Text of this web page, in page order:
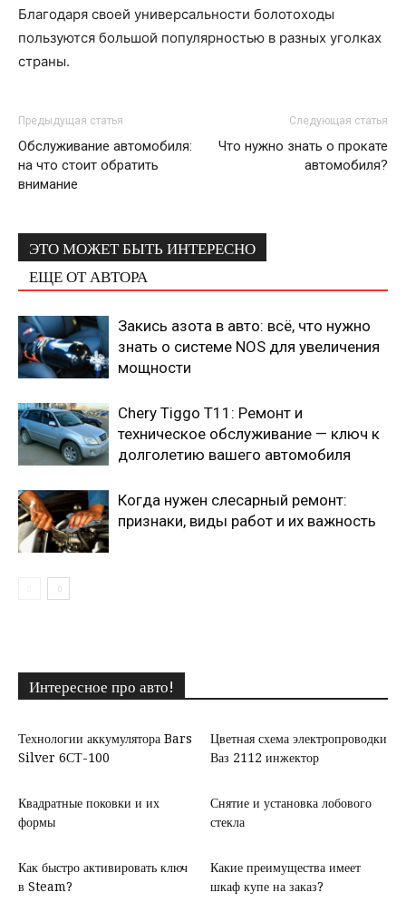
Благодаря своей универсальности болотоходы
пользуются большой популярностью в разных уголках
страны.
Предыдущая статья
Обслуживание автомобиля:
на что стоит обратить
внимание
Следующая статья
Что нужно знать о прокате
автомобиля?
ЭТО МОЖЕТ БЫТЬ ИНТЕРЕСНО
ЕЩЕ ОТ АВТОРА
Закись азота в авто: всё, что нужно
знать о системе NOS для увеличения
мощности
Chery Tiggo T11: Ремонт и
техническое обслуживание — ключ к
долголетию вашего автомобиля
Когда нужен слесарный ремонт:
признаки, виды работ и их важность
Интересное про авто!
Технологии аккумулятора Bars
Silver 6СТ-100
Цветная схема электропроводки
Ваз 2112 инжектор
Квадратные поковки и их
формы
Снятие и установка лобового
стекла
Как быстро активировать ключ
в Steam?
Какие преимущества имеет
шкаф купе на заказ?